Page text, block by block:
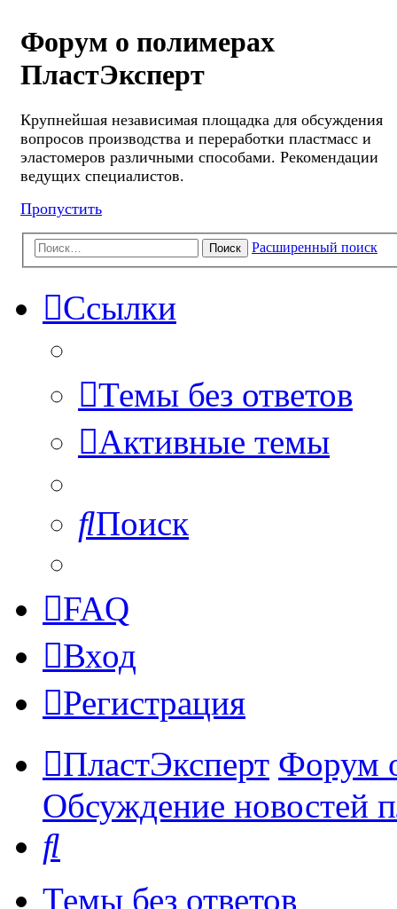
Форум о полимерах
ПластЭксперт
Крупнейшая независимая площадка для обсуждения
вопросов производства и переработки пластмасс и
эластомеров различными способами. Рекомендации
ведущих специалистов.
Пропустить
Поиск Расширенный поиск
Ссылки
Темы без ответов
Активные темы
Поиск
FAQ
Вход
Регистрация
ПластЭксперт Форум
Обсуждение новостей
Темы без ответов